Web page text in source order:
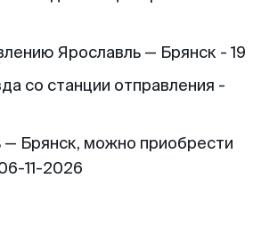
Ярославль — Брянск - 19
со станции отправления -
Брянск, можно приобрести
11-2026